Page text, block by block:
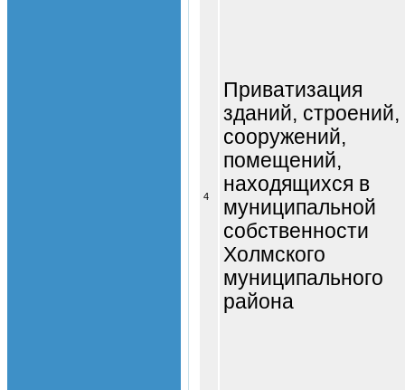
4
Приватизация
зданий, строений,
сооружений,
помещений,
находящихся в
муниципальной
собственности
Холмского
муниципального
района